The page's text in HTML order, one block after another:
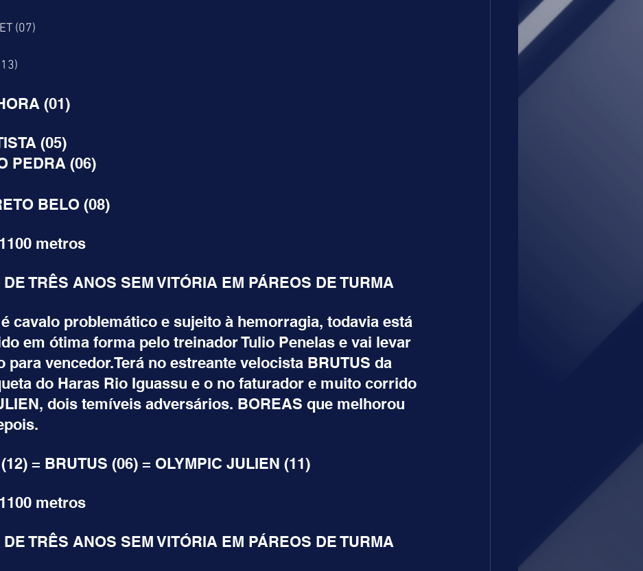
(07)
(13)
(01)
(05)
PORTO PEDRA (06)
DISCRETO BELO (08)
metros
TRÊS ANOS SEM VITÓRIA EM PÁREOS DE TURMA
é cavalo problemático e sujeito à hemorragia, todavia está
em ótima forma pelo treinador Tulio Penelas e vai levar
para vencedor.Terá no estreante velocista BRUTUS da
do Haras Rio Iguassu e o no faturador e muito corrido
dois temíveis adversários. BOREAS que melhorou
= BRUTUS (06) = OLYMPIC JULIEN (11)
metros
TRÊS ANOS SEM VITÓRIA EM PÁREOS DE TURMA